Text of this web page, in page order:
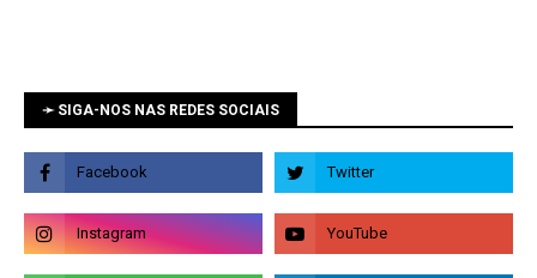
➛ SIGA-NOS NAS REDES SOCIAIS